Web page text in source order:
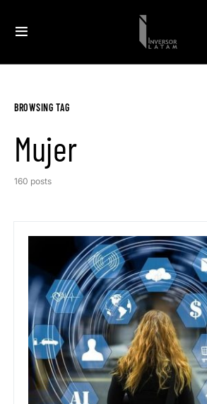
BROWSING TAG
Mujer
160 posts